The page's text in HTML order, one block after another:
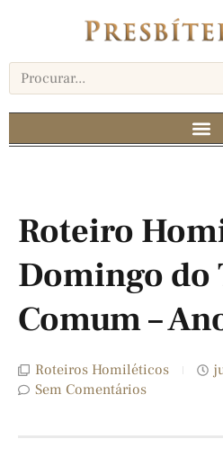
Roteiro
Domingo do
Comum –
Roteiros Homiléticos
Sem Comentários